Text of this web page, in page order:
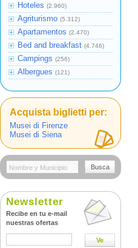
Hoteles (2.960)
Agriturismo (5.312)
Apartamentos (2.470)
Bed and breakfast (4.746)
Campings (256)
Albergues (121)
Acquista biglietti per:
Musei di Firenze
Musei di Siena
Busca
Newsletter
Recibe en tu e-mail
nuestras ofertas
Ve